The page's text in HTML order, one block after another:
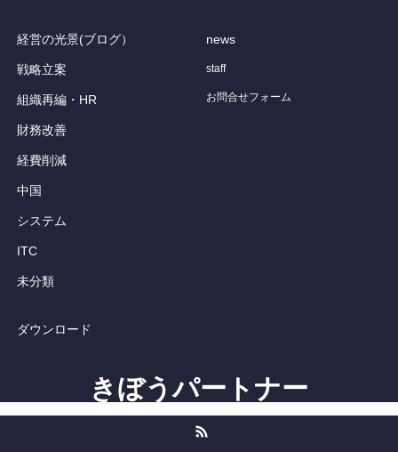
経営の光景(ブログ）
戦略立案
組織再編・HR
財務改善
経費削減
中国
システム
ITC
未分類
news
staff
お問合せフォーム
ダウンロード
きぼうパートナー